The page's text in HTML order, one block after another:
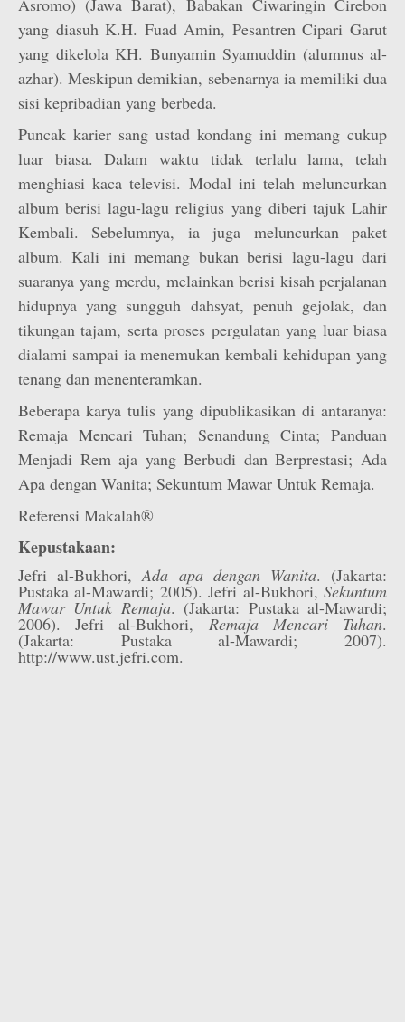
Asromo) (Jawa Barat), Babakan Ciwaringin Cirebon
yang diasuh K.H. Fuad Amin, Pesantren Cipari Garut
yang dikelola KH. Bunyamin Syamuddin (alumnus al-
azhar). Meskipun demikian, sebenarnya ia memiliki dua
sisi kepribadian yang berbeda.
Puncak karier sang ustad kondang ini memang cukup
luar biasa. Dalam waktu tidak terlalu lama, telah
menghiasi kaca televisi. Modal ini telah meluncurkan
album berisi lagu-lagu religius yang diberi tajuk Lahir
Kembali. Sebelumnya, ia juga meluncurkan paket
album. Kali ini memang bukan berisi lagu-lagu dari
suaranya yang merdu, melainkan berisi kisah perjalanan
hidupnya yang sungguh dahsyat, penuh gejolak, dan
tikungan tajam, serta proses pergulatan yang luar biasa
dialami sampai ia menemukan kembali kehidupan yang
tenang dan menenteramkan.
Beberapa karya tulis yang dipublikasikan di antaranya:
Remaja Mencari Tuhan; Senandung Cinta; Panduan
Menjadi Rem aja yang Berbudi dan Berprestasi; Ada
Apa dengan Wanita; Sekuntum Mawar Untuk Remaja.
Referensi Makalah®
Kepustakaan:
Jefri al-Bukhori,Ada apa dengan Wanita. (Jakarta:
Pustaka al-Mawardi; 2005). Jefri al-Bukhori, Sekuntum
Mawar Untuk Remaja. (Jakarta: Pustaka al-Mawardi;
2006). Jefri al-Bukhori, Remaja Mencari Tuhan.
(Jakarta: Pustaka al-Mawardi; 2007).
http://www.ust.jefri.com.